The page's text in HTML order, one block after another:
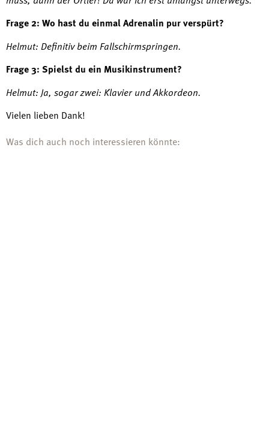
Frage 2: Wo hast du einmal Adrenalin pur verspürt?
Helmut: Definitiv beim Fallschirmspringen.
Frage 3: Spielst du ein Musikinstrument?
Helmut: Ja, sogar zwei: Klavier und Akkordeon.
Vielen lieben Dank!
Was dich auch noch interessieren könnte: